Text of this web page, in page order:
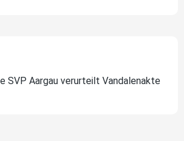
SVP Aargau verurteilt Vandalenakte